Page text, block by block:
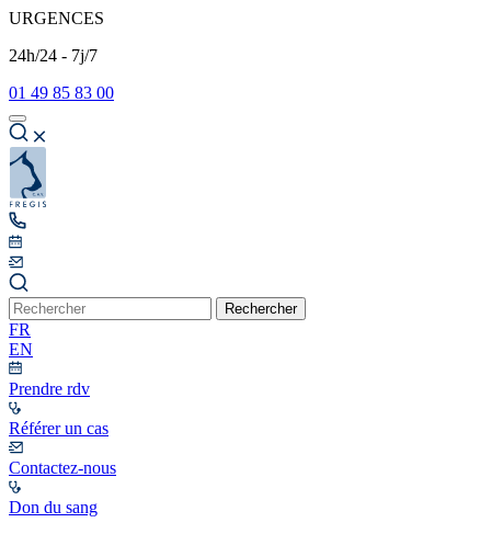
URGENCES
24h/24 - 7j/7
01 49 85 83 00
Rechercher
FR
EN
Prendre rdv
Référer un cas
Contactez-nous
Don du sang